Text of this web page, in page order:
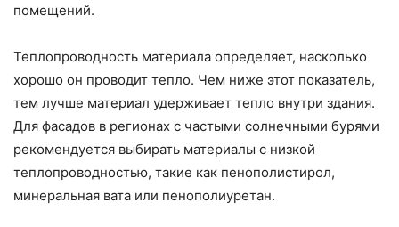
помещений.
Теплопроводность материала определяет, насколько
хорошо он проводит тепло. Чем ниже этот показатель,
тем лучше материал удерживает тепло внутри здания.
Для фасадов в регионах с частыми солнечными бурями
рекомендуется выбирать материалы с низкой
теплопроводностью, такие как пенополистирол,
минеральная вата или пенополиуретан.